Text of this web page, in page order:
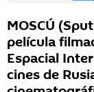
MOSCÚ
película
Espacial
cines de